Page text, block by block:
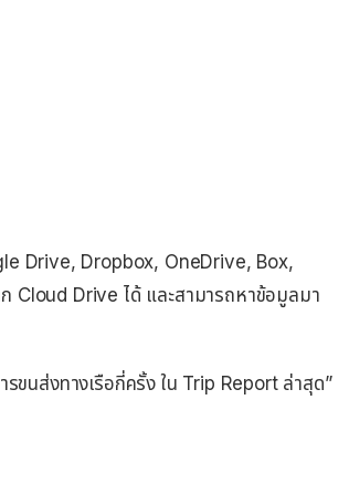
Drive, Dropbox, OneDrive, Box,
Cloud Drive ได้ และสามารถหาข้อมูลมา
รขนส่งทางเรือกี่ครั้ง ใน Trip Report ล่าสุด”